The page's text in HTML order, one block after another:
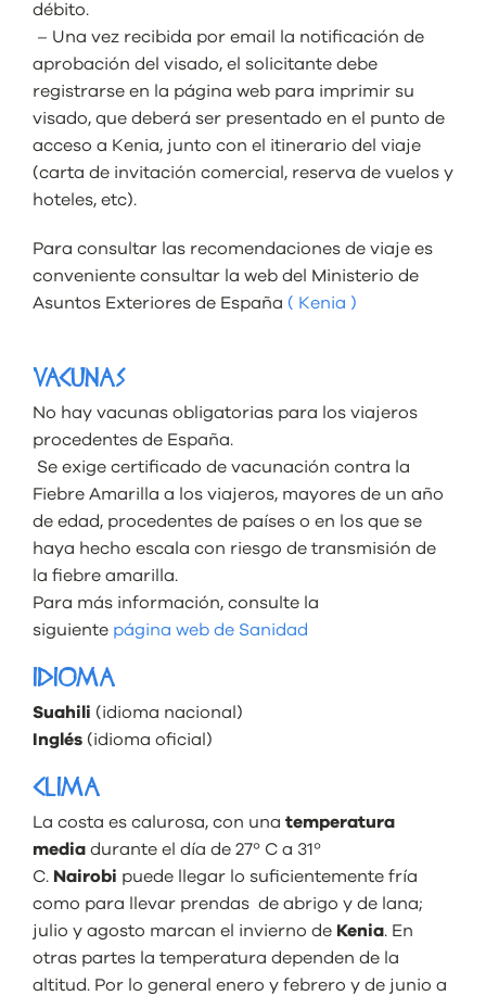
débito.
– Una vez recibida por email la notificación de
aprobación del visado, el solicitante debe
registrarse en la página web para imprimir su
visado, que deberá ser presentado en el punto de
acceso a Kenia, junto con el itinerario del viaje
(carta de invitación comercial, reserva de vuelos y
hoteles, etc).
Para consultar las recomendaciones de viaje es
conveniente consultar la web del Ministerio de
Asuntos Exteriores de España ( Kenia )
VACUNAS
No hay vacunas obligatorias para los viajeros
procedentes de España.
Se exige certificado de vacunación contra la
Fiebre Amarilla a los viajeros, mayores de un año
de edad, procedentes de países o en los que se
haya hecho escala con riesgo de transmisión de
la fiebre amarilla.
Para más información, consulte la
siguiente página web de Sanidad
IDIOMA
Suahili (idioma nacional)
Inglés (idioma oficial)
CLIMA
La costa es calurosa, con una temperatura
media durante el día de 27º C a 31º
C. Nairobi puede llegar lo suficientemente fría
como para llevar prendas de abrigo y de lana;
julio y agosto marcan el invierno de Kenia. En
otras partes la temperatura dependen de la
altitud. Por lo general enero y febrero y de junio a